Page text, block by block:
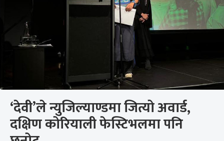
‘देवी’ले न्युजिल्याण्डमा जित्यो अवार्ड,
दक्षिण कोरियाली फेस्टिभलमा पनि